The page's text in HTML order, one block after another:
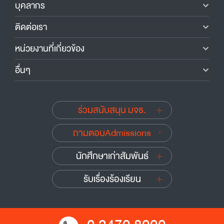
บุคลากร
ติดต่อเรา
หน่วยงานที่เกี่ยวข้อง
อื่นๆ
ร่วมสนับสนุน มจธ.
ถามตอบAdmissions
นักศึกษาเก่าสัมพันธ์
รับเรื่องร้องเรียน